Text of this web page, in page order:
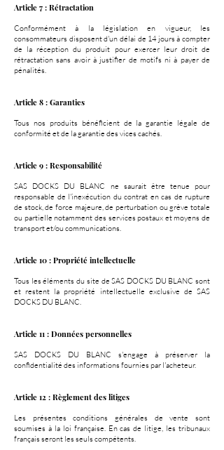
Article 7 : Rétractation
Conformément à la législation en vigueur, les
consommateurs disposent d'un délai de 14 jours à compter
de la réception du produit pour exercer leur droit de
rétractation sans avoir à justifier de motifs ni à payer de
pénalités.
Article 8 : Garanties
Tous nos produits bénéficient de la garantie légale de
conformité et de la garantie des vices cachés.
Article 9 : Responsabilité
SAS DOCKS DU BLANC ne saurait être tenue pour
responsable de l'inexécution du contrat en cas de rupture
de stock, de force majeure, de perturbation ou grève totale
ou partielle notamment des services postaux et moyens de
transport et/ou communications.
Article 10 : Propriété intellectuelle
Tous les éléments du site de SAS DOCKS DU BLANC sont
et restent la propriété intellectuelle exclusive de SAS
DOCKS DU BLANC.
Article 11 : Données personnelles
SAS DOCKS DU BLANC s'engage à préserver la
confidentialité des informations fournies par l'acheteur.
Article 12 : Règlement des litiges
Les présentes conditions générales de vente sont
soumises à la loi française. En cas de litige, les tribunaux
français seront les seuls compétents.